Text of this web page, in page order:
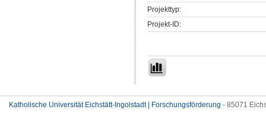
Projekttyp:
Projekt-ID:
Katholische Universität Eichstätt-Ingolstadt | Forschungsförderung - 85071